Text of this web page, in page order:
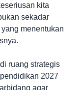
kita
sekadar
menentukan
ruang strategis
2027
agar